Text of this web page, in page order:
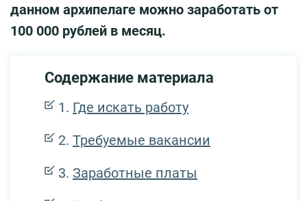
данном архипелаге можно заработать от
100 000 рублей в месяц.
Содержание материала
Где искать работу
Требуемые вакансии
Заработные платы